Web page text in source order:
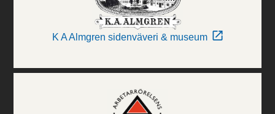
K A Almgren sidenväveri & museum